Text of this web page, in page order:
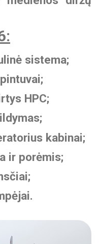
sistema;
HPC;
kabinai;
ir porėmis;